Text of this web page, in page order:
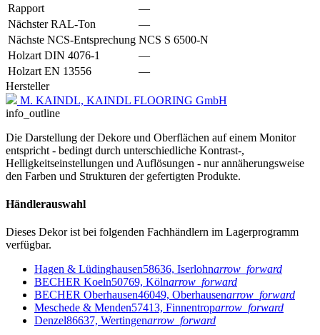
Rapport
—
Nächster RAL-Ton
—
Nächste NCS-Entsprechung NCS S 6500-N
Holzart DIN 4076-1
—
Holzart EN 13556
—
Hersteller
M. KAINDL, KAINDL FLOORING GmbH
info_outline
Die Darstellung der Dekore und Oberflächen auf einem Monitor
entspricht - bedingt durch unterschiedliche Kontrast-,
Helligkeitseinstellungen und Auflösungen - nur annäherungsweise
den Farben und Strukturen der gefertigten Produkte.
Händlerauswahl
Dieses Dekor ist bei folgenden Fachhändlern im Lagerprogramm
verfügbar.
Hagen & Lüdinghausen58636, Iserlohnarrow_forward
BECHER Koeln50769, Kölnarrow_forward
BECHER Oberhausen46049, Oberhausenarrow_forward
Meschede & Menden57413, Finnentroparrow_forward
Denzel86637, Wertingenarrow_forward